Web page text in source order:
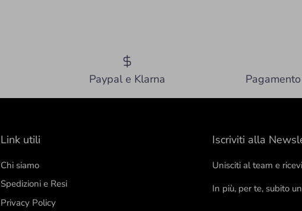
Paypal e Klarna
Link utili
Chi siamo
Spedizioni e Resi
Privacy Policy
Iscriviti alla
Unisciti al team e
In più, per te, subito